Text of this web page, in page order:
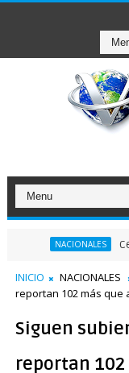
NACIONALES Celebran
INICIO NACIONALES
reportan 102 más que
Siguen
reportan